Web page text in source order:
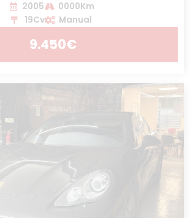
2005
0000Km
19Cv
Manual
9.450€